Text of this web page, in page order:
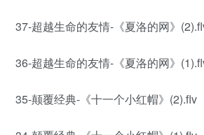
37-超越生命的友情-《夏洛的网》
36-超越生命的友情-《夏洛的网》
35-颠覆经典-《十一个小红帽》(2).flv